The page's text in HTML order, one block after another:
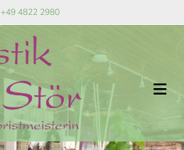
+49 4822 2980